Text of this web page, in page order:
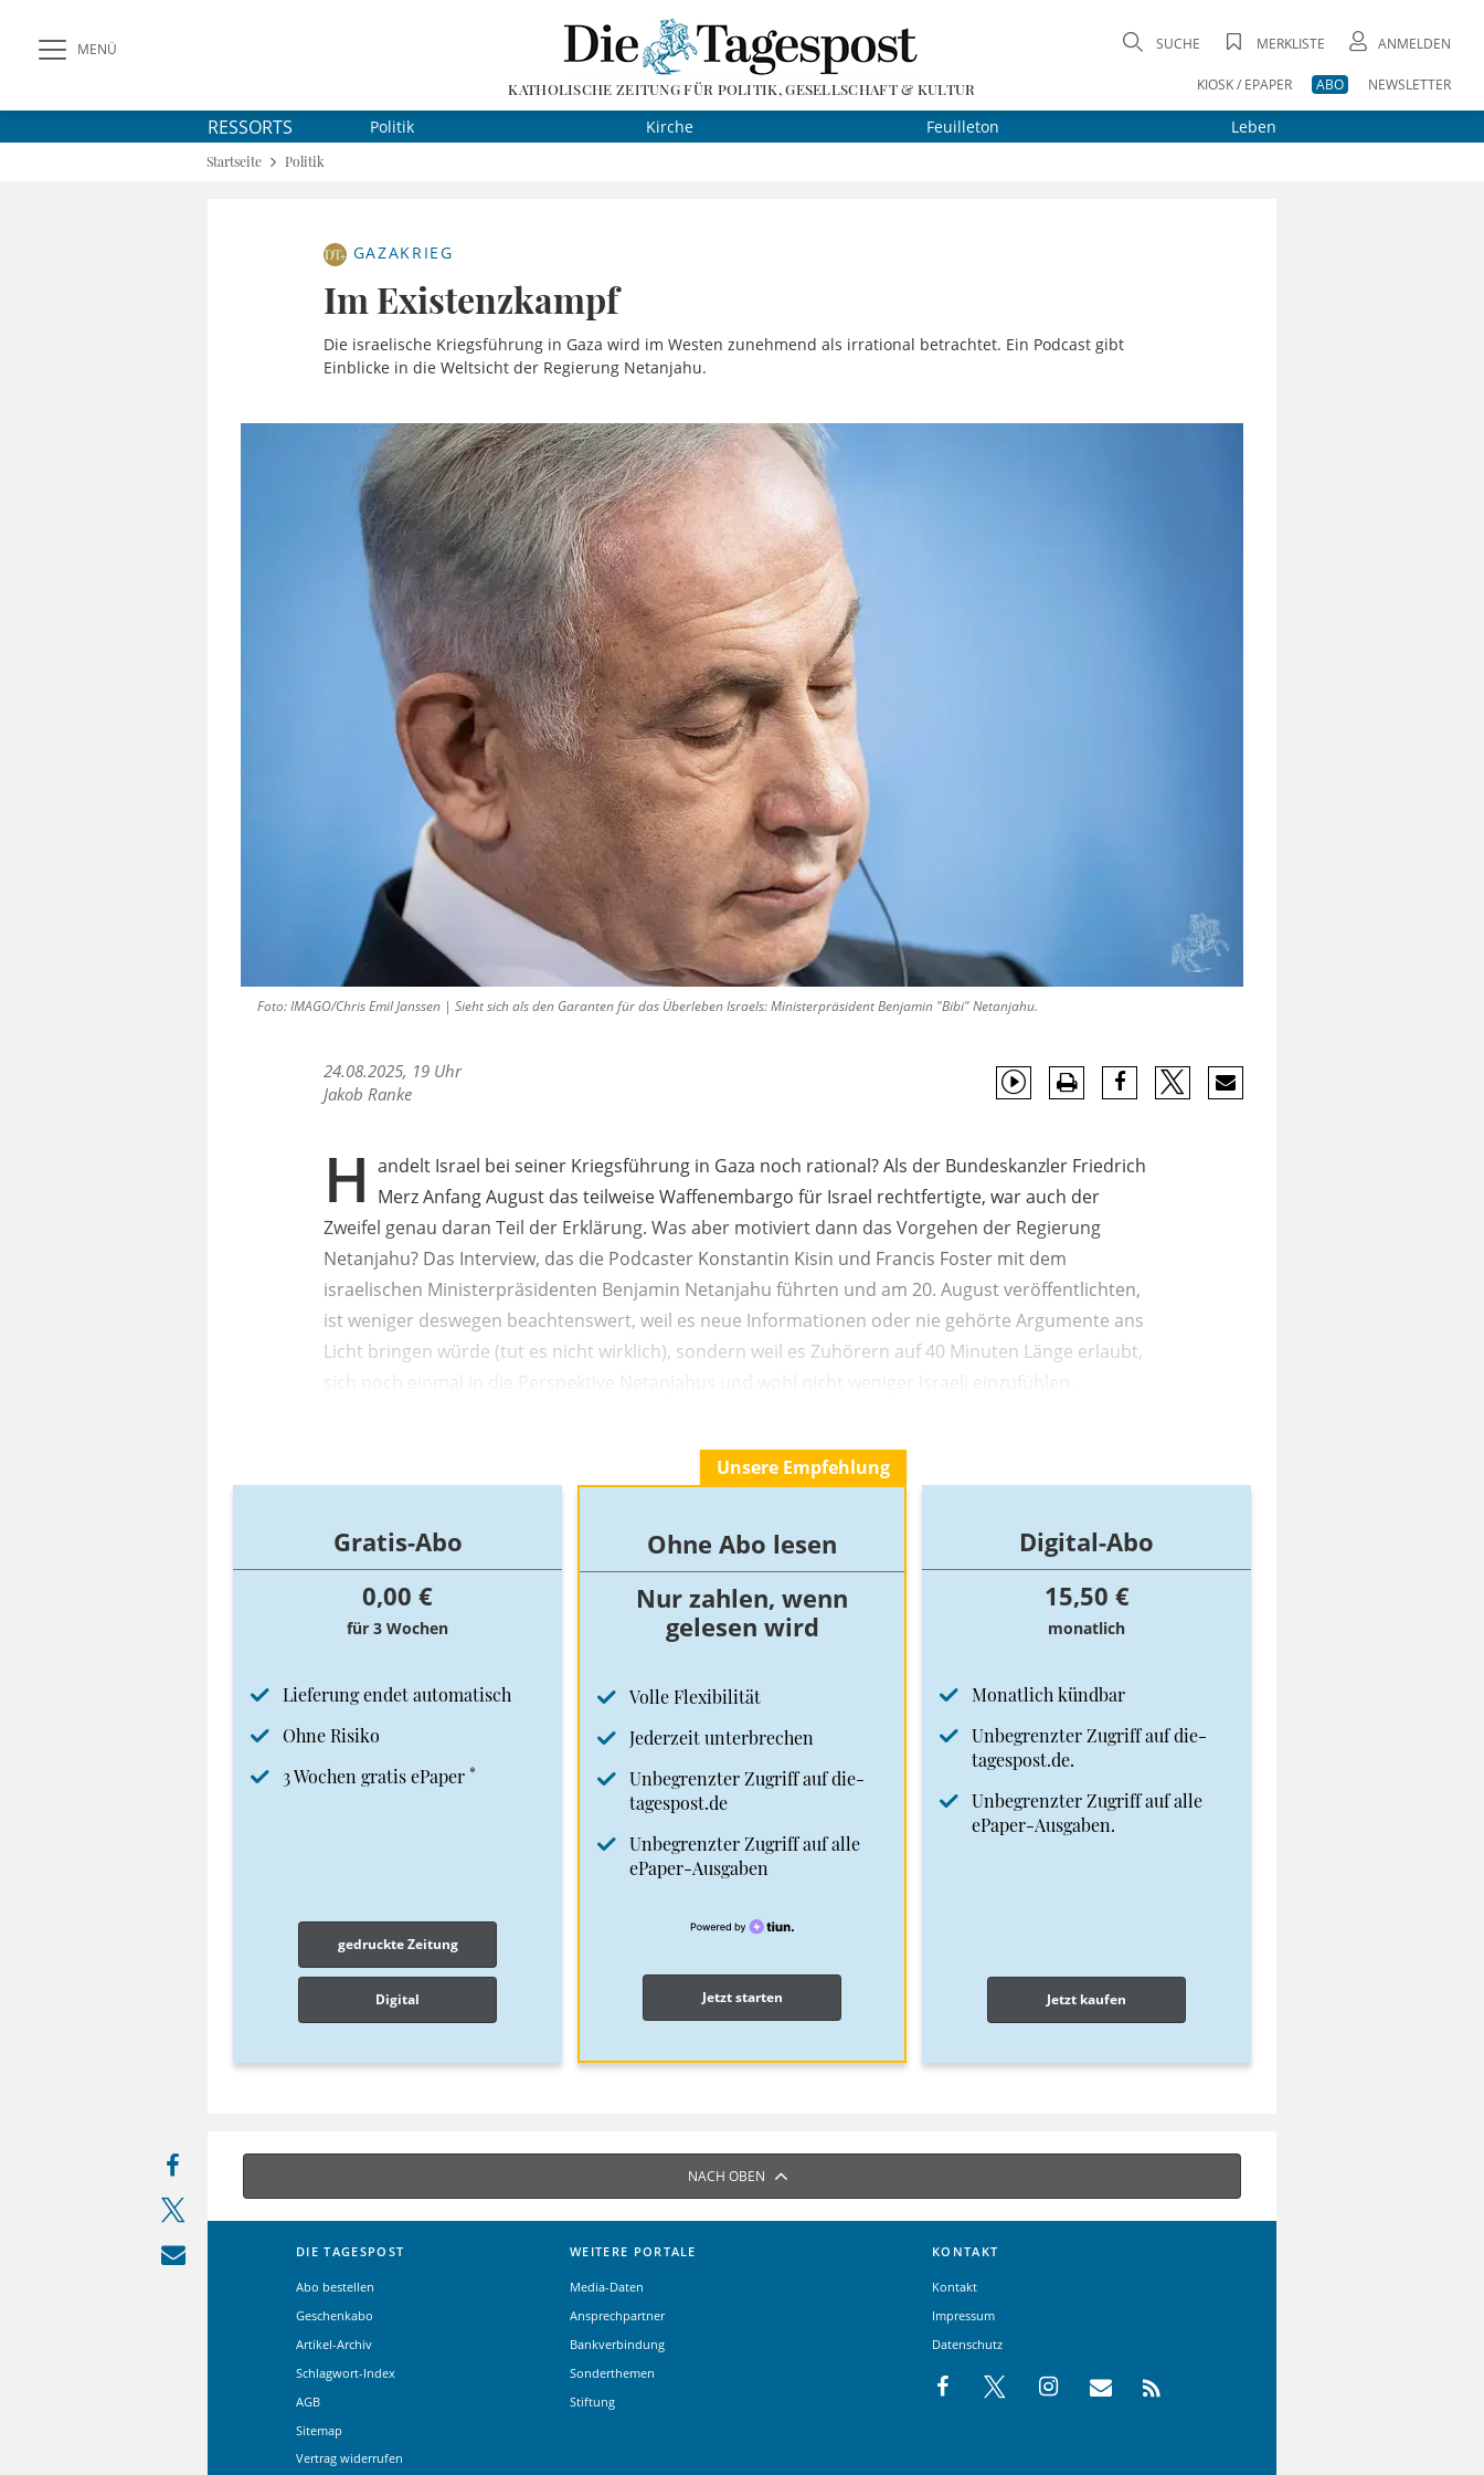
MENÜ
KATHOLISCHE ZEITUNG FÜR POLITIK, GESELLSCHAFT & KULTUR
SUCHE MERKLISTE ANMELDEN
KIOSK / EPAPER ABO NEWSLETTER
RESSORTS Politik Kirche Feuilleton Leben
Startseite Politik
GAZAKRIEG
Im Existenzkampf
Die israelische Kriegsführung in Gaza wird im Westen zunehmend als irrational betrachtet. Ein Podcast gibt
Einblicke in die Weltsicht der Regierung Netanjahu.
Foto: IMAGO/Chris Emil Janssen | Sieht sich als den Garanten für das Überleben Israels: Ministerpräsident Benjamin "Bibi" Netanjahu.
24.08.2025, 19 Uhr
Jakob Ranke
H andelt Israel bei seiner Kriegsführung in Gaza noch rational? Als der Bundeskanzler Friedrich
Merz Anfang August das teilweise Waffenembargo für Israel rechtfertigte, war auch der
Zweifel genau daran Teil der Erklärung. Was aber motiviert dann das Vorgehen der Regierung
Netanjahu? Das Interview, das die Podcaster Konstantin Kisin und Francis Foster mit dem
israelischen Ministerpräsidenten Benjamin Netanjahu führten und am 20. August veröffentlichten,
ist weniger deswegen beachtenswert, weil es neue Informationen oder nie gehörte Argumente ans
Licht bringen würde (tut es nicht wirklich), sondern weil es Zuhörern auf 40 Minuten Länge erlaubt,
sich noch einmal in die Perspektive Netanjahus und wohl nicht weniger Israeli einzufühlen.
Gratis-Abo
0,00 €
für 3 Wochen
Lieferung endet automatisch
Ohne Risiko
3 Wochen gratis ePaper *
gedruckte Zeitung
Digital
Unsere Empfehlung
Ohne Abo lesen
Nur zahlen, wenn
gelesen wird
Volle Flexibilität
Jederzeit unterbrechen
Unbegrenzter Zugriff auf die-
tagespost.de
Unbegrenzter Zugriff auf alle
ePaper-Ausgaben
Jetzt starten
Digital-Abo
15,50 €
monatlich
Monatlich kündbar
Unbegrenzter Zugriff auf die-
tagespost.de.
Unbegrenzter Zugriff auf alle
ePaper-Ausgaben.
Jetzt kaufen
NACH OBEN
DIE TAGESPOST
Abo bestellen
Geschenkabo
Artikel-Archiv
Schlagwort-Index
AGB
Sitemap
Vertrag widerrufen
WEITERE PORTALE
Media-Daten
Ansprechpartner
Bankverbindung
Sonderthemen
Stiftung
KONTAKT
Kontakt
Impressum
Datenschutz